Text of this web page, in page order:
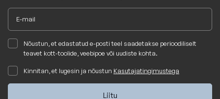
Nõustun, et edastatud e-posti teel saadetakse perioodiliselt
teavet kott-toolide, veebipoe või uudiste kohta.
Kinnitan, et lugesin ja nõustun Kasutajatingimustega